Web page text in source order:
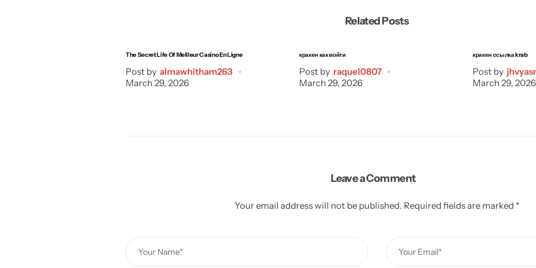
Related Posts
The Secret Life Of Meilleur Casino En Ligne
Post by almawhitham263
March 29, 2026
кракен как войти
Post by raquel0807
March 29, 2026
кракен ссылка krab
Post by
March 29, 2026
Leave a Comment
Your email address will not be published. Required fields are marked *